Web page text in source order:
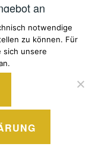
an
des
finanzielle
Dank
notwendige
zu können. Für
sich unsere